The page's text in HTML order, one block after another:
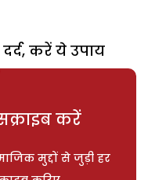
करें ये उपाय
करें
मुद्दों से जुड़ी हर